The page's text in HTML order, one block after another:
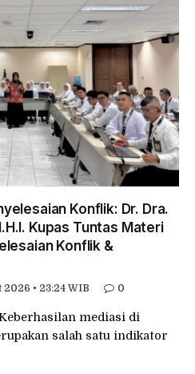
Konflik: Dr. Dra.
Kupas Tuntas Materi
Konflik &
2026 • 23:24 WIB 0
mediasi di
salah satu indikator